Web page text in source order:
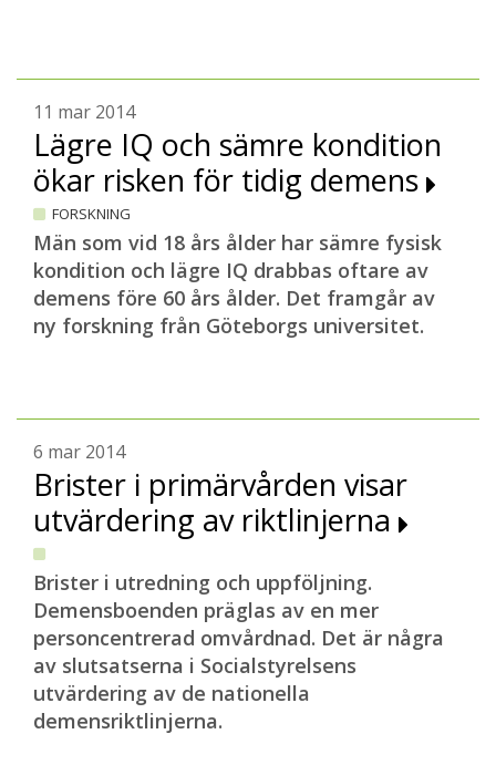
11 mar 2014
Lägre IQ och sämre kondition
ökar risken för tidig demens
FORSKNING
Män som vid 18 års ålder har sämre fysisk
kondition och lägre IQ drabbas oftare av
demens före 60 års ålder. Det framgår av
ny forskning från Göteborgs universitet.
6 mar 2014
Brister i primärvården visar
utvärdering av riktlinjerna
Brister i utredning och uppföljning.
Demensboenden präglas av en mer
personcentrerad omvårdnad. Det är några
av slutsatserna i Socialstyrelsens
utvärdering av de nationella
demensriktlinjerna.